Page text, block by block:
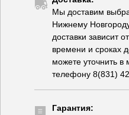
Мы доставим
Нижнему
доставки зависит
времени и сроках
можете уточнить в
телефону 8(831)
Гарантия: